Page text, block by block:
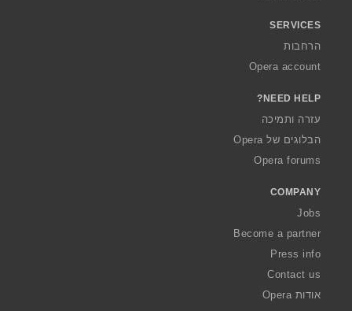
SERVICES
הרחבות
Opera account
NEED HELP?
עזרה ותמיכה
הבלוגים של Opera
Opera forums
COMPANY
Jobs
Become a partner
Press info
Contact us
אודות Opera